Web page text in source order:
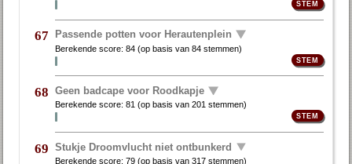
67 Passende potten voor Herautenplein
Berekende score:84 (op basis van84 stemmen)
68 Geen badcape voor Roodkapje
Berekende score:81 (op basis van201 stemmen)
69 Stukje Droomvlucht niet ontbunkerd
Berekende score:79 (op basis van317 stemmen)